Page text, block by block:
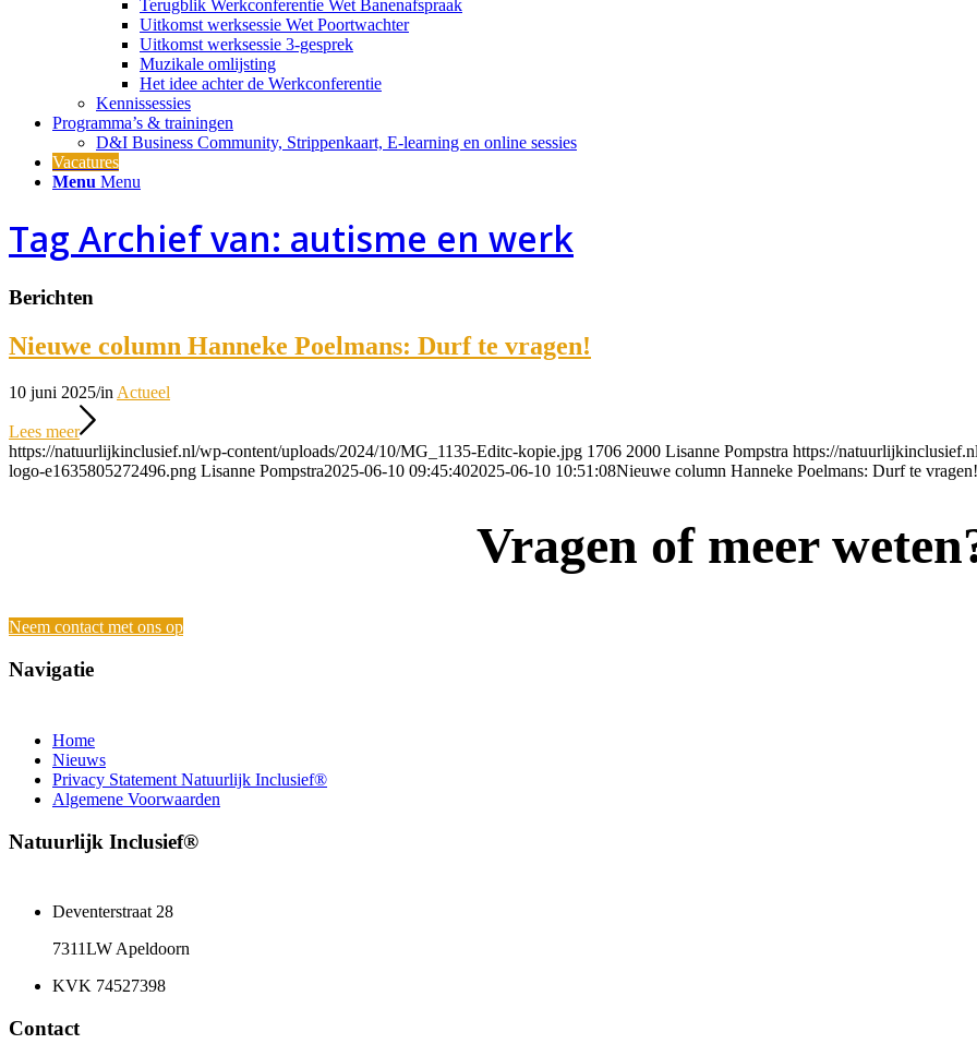
Terugblik Werkconferentie Wet Banenafspraak
Uitkomst werksessie Wet Poortwachter
Uitkomst werksessie 3-gesprek
Muzikale omlijsting
Het idee achter de Werkconferentie
Kennissessies
Programma’s & trainingen
D&I Business Community, Strippenkaart, E-learning en online sessies
Vacatures
Menu Menu
Tag Archief van: autisme en werk
Berichten
Nieuwe column Hanneke Poelmans: Durf te vragen!
10 juni 2025/in Actueel
Lees meer
https://natuurlijkinclusief.nl/wp-content/uploads/2024/10/MG_1135-Editc-kopie.jpg 1706 2000 Lisanne Pompstra https://
logo-e1635805272496.png Lisanne Pompstra2025-06-10 09:45:402025-06-10 10:51:08Nieuwe column Hanneke Poelmans: Durf te vragen!
Vragen of meer
Neem contact met ons op
Navigatie
Home
Nieuws
Privacy Statement Natuurlijk Inclusief®
Algemene Voorwaarden
Natuurlijk Inclusief®
Deventerstraat 28
7311LW Apeldoorn
KVK 74527398
Contact